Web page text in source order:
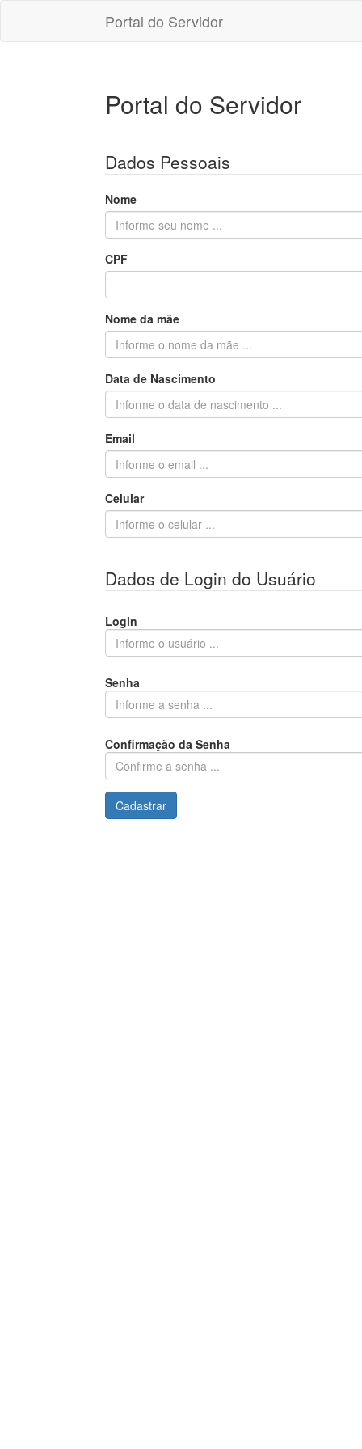
Portal do Servidor
Portal do Servidor
Dados Pessoais
Nome
CPF
Nome da mãe
Data de Nascimento
Email
Celular
Dados de Login do Usuário
Login
Senha
Confirmação da Senha
Cadastrar